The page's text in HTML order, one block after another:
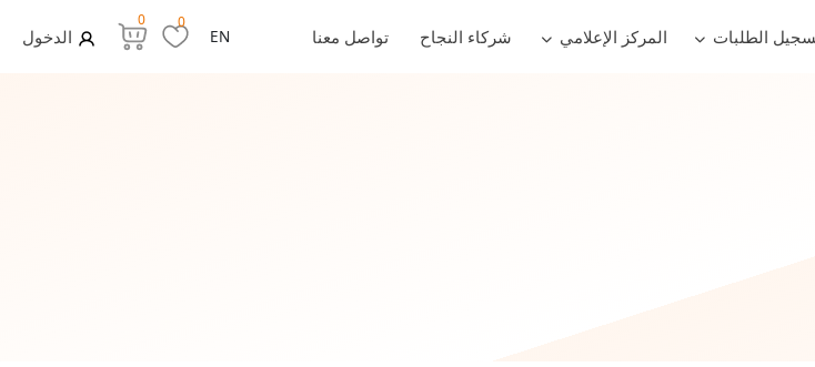
الطلبات المركز الإعلامي شركاء النجاح تواصل معنا EN
0
0
الدخول